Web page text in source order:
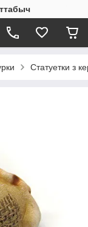
Статуетки з